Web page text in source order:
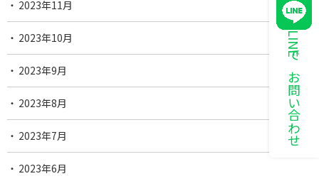
LINEでお問い合わせ
2023年11月
2023年10月
2023年9月
2023年8月
2023年7月
2023年6月